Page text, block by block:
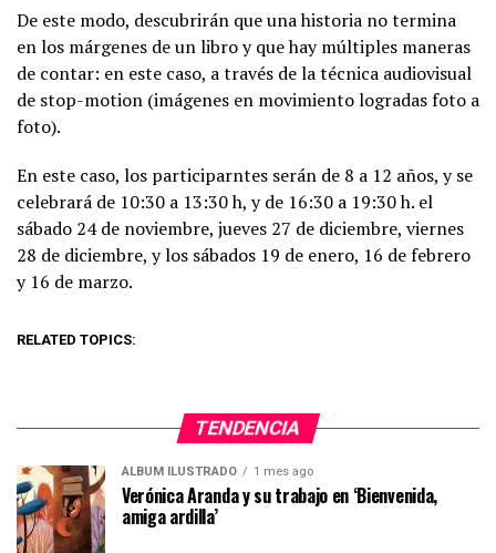
De este modo, descubrirán que una historia no termina
en los márgenes de un libro y que hay múltiples maneras
de contar: en este caso, a través de la técnica audiovisual
de stop-motion (imágenes en movimiento logradas foto a
foto).
En este caso, los participarntes serán de 8 a 12 años, y se
celebrará de 10:30 a 13:30 h, y de 16:30 a 19:30 h. el
sábado 24 de noviembre, jueves 27 de diciembre, viernes
28 de diciembre, y los sábados 19 de enero, 16 de febrero
y 16 de marzo.
RELATED TOPICS:
TENDENCIA
ÁLBUM ILUSTRADO 1 mes ago
Verónica Aranda y su trabajo en ‘Bienvenida,
amiga ardilla’